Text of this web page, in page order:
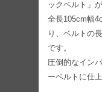
ックベルト」
全長105cm幅
り、ベルトの
です。
圧倒的なイン
ーベルトに仕